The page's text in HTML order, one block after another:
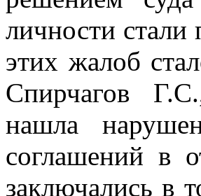
личности стали
этих жалоб
Спирчагов
нашла
соглашений в
заключалисьв